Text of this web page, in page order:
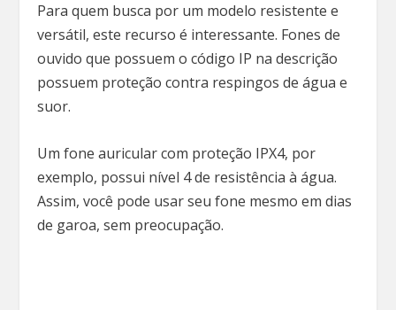
Para quem busca por um modelo resistente e
versátil, este recurso é interessante. Fones de
ouvido que possuem o código IP na descrição
possuem proteção contra respingos de água e
suor.
Um fone auricular com proteção IPX4, por
exemplo, possui nível 4 de resistência à água.
Assim, você pode usar seu fone mesmo em dias
de garoa, sem preocupação.